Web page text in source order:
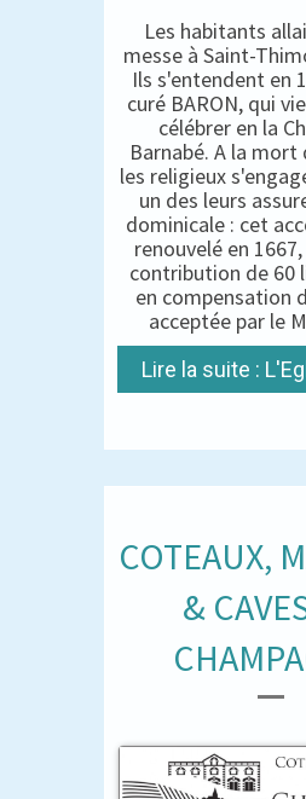
Les habitants
messe à Saint-
Ils s'entendent en
curé BARON, qui
célébrer en la
Barnabé. A la mort
les religieux
un des leurs
dominicale : cet
renouvelé en
contribution de 60
en compensation
acceptée par le
Lire la suite :
COTEAUX,
&